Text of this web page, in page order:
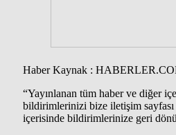
Haber Kaynak :
“Yayınlanan tüm haber ve diğer
bildirimlerinizi bize iletişim sayfası
içerisinde bildirimlerinize geri